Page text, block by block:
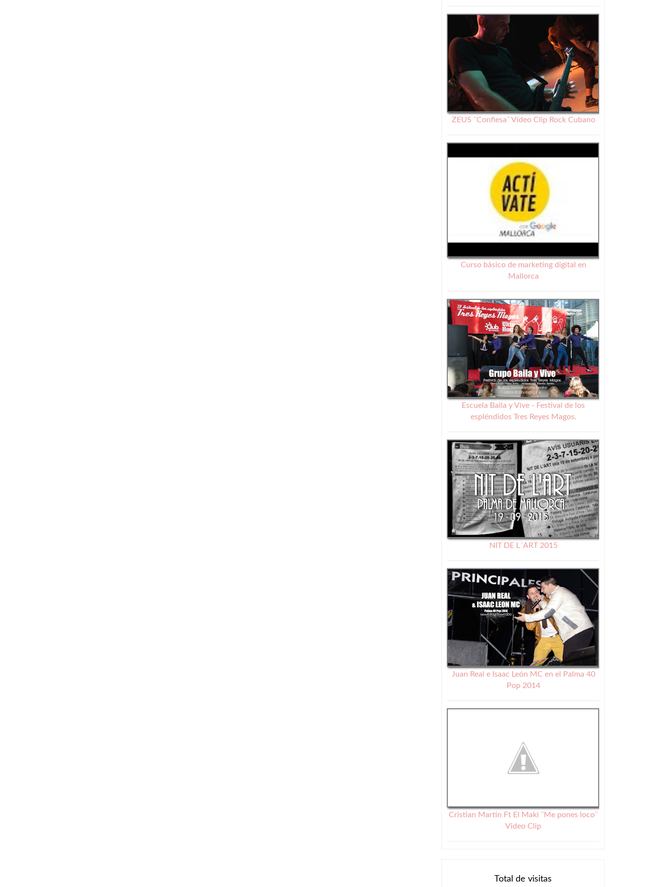
ZEUS ¨Confiesa¨ Vídeo Clip Rock Cubano
Curso básico de marketing digital en
Mallorca
Escuela Baila y Vive - Festival de los
espléndidos Tres Reyes Magos.
NIT DE L´ART 2015
Juan Real e Isaac León MC en el Palma 40
Pop 2014
Cristian Martin Ft El Maki ¨Me pones loco¨
Video Clip
Total de visitas